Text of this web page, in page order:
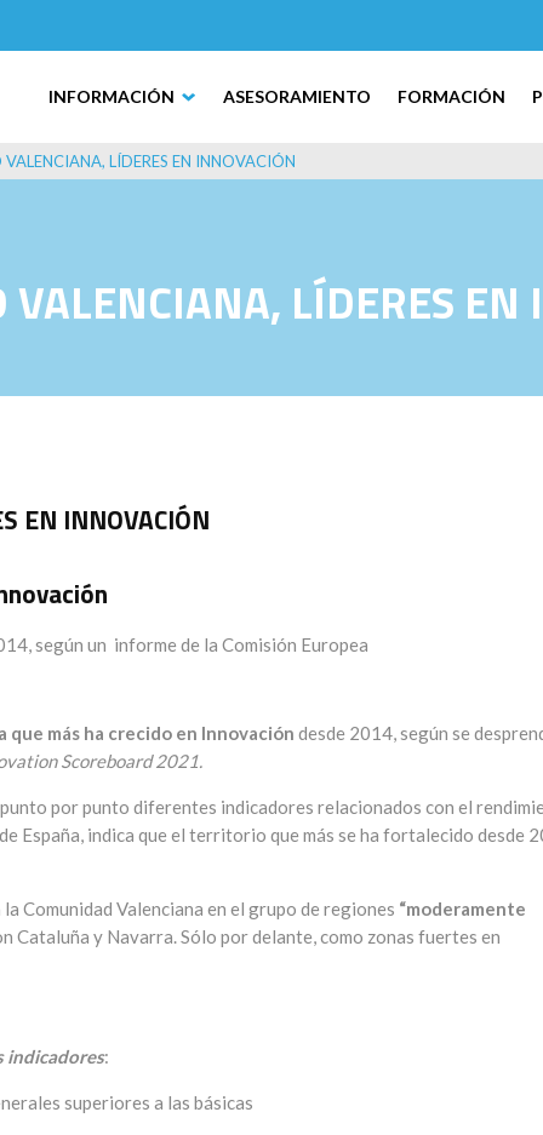
INFORMACIÓN ASESORAMIENTO FORMACIÓN
LÍDERES EN INNOVACIÓN
LÍDERES EN
EN INNOVACIÓN
según un informe de la Comisión Europea
que más ha crecido en Innovación desde 2014, según se
Scoreboard 2021.
por punto diferentes indicadores relacionados con el
España, indica que el territorio que más se ha fortalecido desde
Comunidad Valenciana en el grupo de regiones “moderamente
Cataluña y Navarra. Sólo por delante, como zonas fuertes en
indicadores:
superiores a las básicas